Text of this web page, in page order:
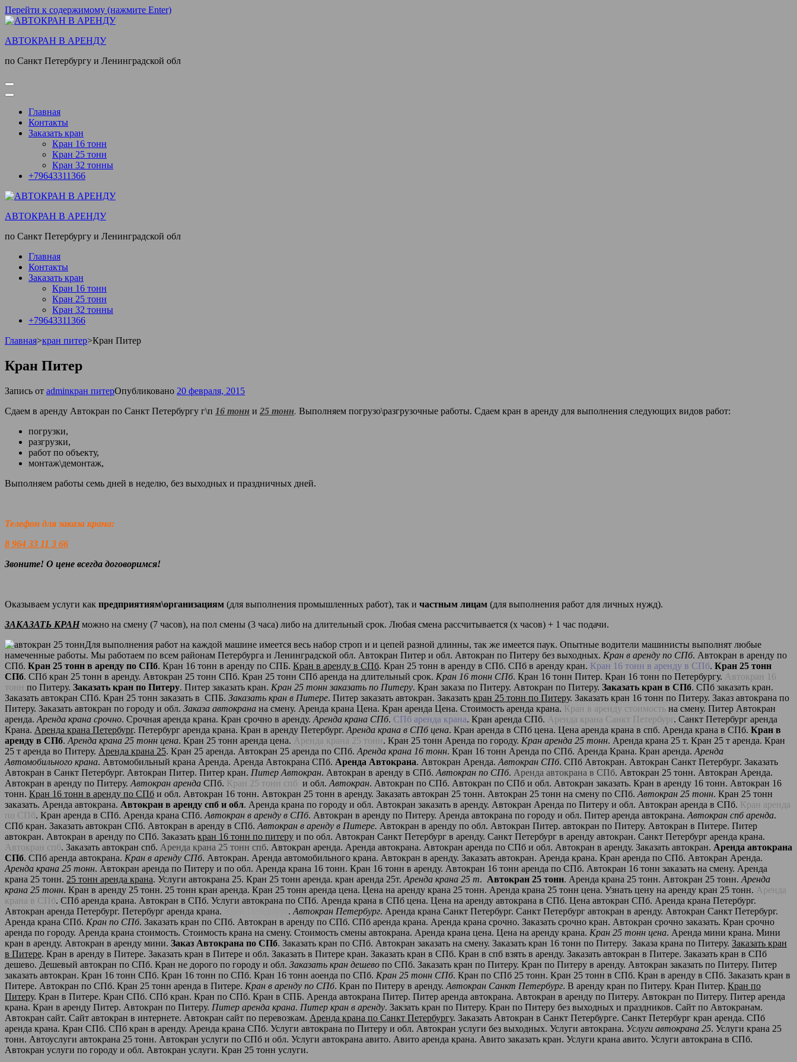
Перейти к содержимому (нажмите Enter)
АВТОКРАН В АРЕНДУ
по Санкт Петербургу и Ленинградской обл
Главная
Контакты
Заказать кран
Кран 16 тонн
Кран 25 тонн
Кран 32 тонны
+79643311366
АВТОКРАН В АРЕНДУ
по Санкт Петербургу и Ленинградской обл
Главная
Контакты
Заказать кран
Кран 16 тонн
Кран 25 тонн
Кран 32 тонны
+79643311366
Главная>кран питер>Кран Питер
Кран Питер
Запись от adminкран питерОпубликовано 20 февраля, 2015
Сдаем в аренду Автокран по Санкт Петербургу г\п 16 тонн и 25 тонн. Выполняем погрузо\разгрузочные работы. Сдаем кран в аренду для выполнения следующих видов работ:
погрузки,
разгрузки,
работ по объекту,
монтаж\демонтаж,
Выполняем работы семь дней в неделю, без выходных и праздничных дней.
Телефон для заказа крана:
8 964 33 11 3 66
Звоните! О цене всегда договоримся!
Оказываем услуги как предприятиям\организациям (для выполнения промышленных работ), так и частным лицам (для выполнения работ для личных нужд).
ЗАКАЗАТЬ КРАНможно на смену (7 часов), на пол смены (3 часа) либо на длительный срок. Любая смена рассчитывается (х часов) + 1 час подачи.
Для выполнения работ на каждой машине имеется весь набор строп и и цепей разной длинны, так же имеется паук. Опытные водители машинисты выполнят любые
намеченные работы. Мы работаем по всем районам Петербурга и Ленинградской обл. Автокран Питер и обл. Автокран по Питеру без выходных. Кран в аренду по СПб. Автокран в аренду по
СПб. Кран 25 тонн в аренду по СПб. Кран 16 тонн в аренду по СПБ. Кран в аренду в СПб. Кран 25 тонн в аренду в СПб. СПб в аренду кран. Кран 16 тонн в аренду в СПб. Кран 25 тонн
СПб. СПб кран 25 тонн в аренду. Автокран 25 тонн СПб. Кран 25 тонн СПб аренда на длительный срок. Кран 16 тонн СПб. Кран 16 тонн Питер. Кран 16 тонн по Петербургу. Автокран 16
тонн по Питеру. Заказать кран по Питеру. Питер заказать кран. Кран 25 тонн заказать по Питеру. Кран заказа по Питеру. Автокран по Питеру. Заказать кран в СПб. СПб заказать кран.
Заказать автокран СПб. Кран 25 тонн заказать в СПБ. Заказать кран в Питере. Питер заказать автокран. Заказать кран 25 тонн по Питеру. Заказать кран 16 тонн по Питеру. Заказ автокрана по
Питеру. Заказать автокран по городу и обл. Заказа автокрана на смену. Аренда крана Цена. Кран аренда Цена. Стоимость аренда крана. Кран в аренду стоимость на смену. Питер Автокран
аренда. Аренда крана срочно. Срочная аренда крана. Кран срочно в аренду. Аренда крана СПб. СПб аренда крана. Кран аренда СПб. Аренда крана Санкт Петербург. Санкт Петербург аренда
Крана. Аренда крана Петербург. Петербург аренда крана. Кран в аренду Петербург. Аренда крана в СПб цена. Кран аренда в СПб цена. Цена аренда крана в спб. Аренда крана в СПб. Кран в
аренду в СПб. Аренда крана 25 тонн цена. Кран 25 тонн аренда цена. Аренда крана 25 тонн. Кран 25 тонн Аренда по городу. Кран аренда 25 тонн. Аренда крана 25 т. Кран 25 т аренда. Кран
25 т аренда во Питеру. Аренда крана 25. Кран 25 аренда. Автокран 25 аренда по СПб. Аренда крана 16 тонн. Кран 16 тонн Аренда по СПб. Аренда Крана. Кран аренда. Аренда
Автомобильного крана. Автомобильный крана Аренда. Аренда Автокрана СПб. Аренда Автокрана. Автокран Аренда. Автокран СПб. СПб Автокран. Автокран Санкт Петербург. Заказать
Автокран в Санкт Петербург. Автокран Питер. Питер кран. Питер Автокран. Автокран в аренду в СПб. Автокран по СПб. Аренда автокрана в СПб. Автокран 25 тонн. Автокран Аренда.
Автокран в аренду по Питеру. Автокран аренда СПб. Кран 25 тонн спб и обл. Автокран. Автокран по СПб. Автокран по СПб и обл. Автокран заказать. Кран в аренду 16 тонн. Автокран 16
тонн. Кран 16 тонн в аренду по СПб и обл. Автокран 16 тонн. Автокран 25 тонн в аренду. Заказать автокран 25 тонн. Автокран 25 тонн на смену по СПб. Автокран 25 тонн. Кран 25 тонн
заказать. Аренда автокрана. Автокран в аренду спб и обл. Аренда крана по городу и обл. Автокран заказать в аренду. Автокран Аренда по Питеру и обл. Автокран аренда в СПб. Кран аренда
по СПб. Кран аренда в СПб. Аренда крана СПб. Автокран в аренду в СПб. Автокран в аренду по Питеру. Аренда автокрана по городу и обл. Питер аренда автокрана. Автокран спб аренда.
СПб кран. Заказать автокран СПб. Автокран в аренду в СПб. Автокран в аренду в Питере. Автокран в аренду по обл. Автокран Питер. автокран по Питеру. Автокран в Питере. Питер
автокран. Автокран в аренду по СПб. Заказать кран 16 тонн по питеру и по обл. Автокран Санкт Петербург в аренду. Санкт Петербург в аренду автокран. Санкт Петербург аренда крана.
Автокран спб. Заказать автокран спб. Аренда крана 25 тонн спб. Автокран аренда. Аренда автокрана. Автокран аренда по СПб и обл. Автокран в аренду. Заказать автокран. Аренда автокрана
СПб. СПб аренда автокрана. Кран в аренду СПб. Автокран. Аренда автомобильного крана. Автокран в аренду. Заказать автокран. Аренда крана. Кран аренда по СПб. Автокран Аренда.
Аренда крана 25 тонн. Автокран аренда по Питеру и по обл. Аренда крана 16 тонн. Кран 16 тонн в аренду. Автокран 16 тонн аренда по СПб. Автокран 16 тонн заказать на смену. Аренда
крана 25 тонн. 25 тонн аренда крана. Услуги автокрана 25. Кран 25 тонн аренда. кран аренда 25т. Аренда крана 25 т. Автокран 25 тонн. Аренда крана 25 тонн. Автокран 25 тонн. Аренда
крана 25 тонн. Кран в аренду 25 тонн. 25 тонн кран аренда. Кран 25 тонн аренда цена. Цена на аренду крана 25 тонн. Аренда крана 25 тонн цена. Узнать цену на аренду кран 25 тонн. Аренда
крана в СПб. СПб аренда крана. Автокран в СПб. Услуги автокрана по СПб. Аренда крана в СПб цена. Цена на аренду автокрана в СПб. Цена автокран СПб. Аренда крана Петербург.
Автокран аренда Петербург. Петербург аренда крана.
. Автокран Петербург. Аренда крана Санкт Петербург. Санкт Петербург автокран в аренду. Автокран Санкт Петербург.
Аренда крана СПб. Кран по СПб. Заказать кран по СПб. Автокран в аренду по СПб. СПб аренда крана. Аренда крана срочно. Заказать срочно кран. Автокран срочно заказать. Кран срочно
аренда по городу. Аренда крана стоимость. Стоимость крана на смену. Стоимость смены автокрана. Аренда крана цена. Цена на аренду крана. Кран 25 тонн цена. Аренда мини крана. Мини
кран в аренду. Автокран в аренду мини. Заказ Автокрана по СПб. Заказать кран по СПб. Автокран заказать на смену. Заказать кран 16 тонн по Питеру. Заказа крана по Питеру. Заказать кран
в Питере. Кран в аренду в Питере. Заказать кран в Питере и обл. Заказать в Питере кран. Заказать кран в СПб. Кран в спб взять в аренду. Заказать автокран в Питере. Заказать кран в СПб
дешево. Дешевый автокран по СПб. Кран не дорого по городу и обл. Заказать кран дешево по СПб. Заказать кран по Питеру. Кран по Питеру в аренду. Автокран заказать по Питеру. Питер
заказать автокран. Кран 16 тонн СПб. Кран 16 тонн по СПб. Кран 16 тонн аоенда по СПб. Кран 25 тонн СПб. Кран по СПб 25 тонн. Кран 25 тонн в СПб. Кран в аренду в СПб. Заказать кран в
Питере. Автокран по СПб. Кран 25 тонн аренда в Питере. Кран в аренду по СПб. Кран по Питеру в аренду. Автокран Санкт Петербург. В аренду кран по Питеру. Кран Питер. Кран по
Питеру. Кран в Питере. Кран СПб. СПб кран. Кран по СПб. Кран в СПБ. Аренда автокрана Питер. Питер аренда автокрана. Автокран в аренду по Питеру. Автокран по Питеру. Питер аренда
крана. Кран в аренду Питер. Автокран по Питеру. Питер аренда крана. Питер кран в аренду. Закзать кран по Питеру. Кран по Питеру без выходных и праздников. Сайт по Автокранам.
Автокран сайт. Сайт автокран в интернете. Автокран сайт по перевозкам. Аренда крана по Санкт Петербургу. Заказать Автокран в Санкт Петербурге. Санкт Петербург кран аренда. СПб
аренда крана. Кран СПб. СПб кран в аренду. Аренда крана СПб. Услуги автокрана по Питеру и обл. Автокран услуги без выходных. Услуги автокрана. Услуги автокрана 25. Услуги крана 25
тонн. Автоуслуги автокрана 25 тонн. Автокран услуги по СПб и обл. Услуги автокрана авито. Авито аренда крана. Авито заказать кран. Услуги крана авито. Услуги автокрана в СПб.
Автокран услуги по городу и обл. Автокран услуги. Кран 25 тонн услуги.